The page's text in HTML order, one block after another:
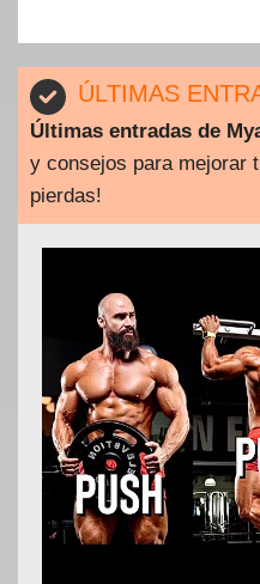
ÚLTIMAS
Últimas entradas de
y consejos para mejorar
pierdas!